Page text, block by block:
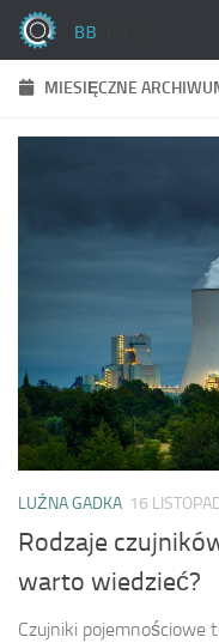
Skip to content
MIESIĘCZNE
LUŹNA GADKA 16
Rodzaje
warto wiedzieć?
Czujniki